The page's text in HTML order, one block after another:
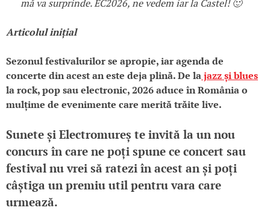
mă va surprinde. EC2026, ne vedem iar la Castel! 🙂
Articolul inițial
Sezonul festivalurilor se apropie, iar agenda de
concerte din acest an este deja plină. De lajazz și blues
la rock, pop sau electronic, 2026 aduce în România o
mulțime de evenimente care merită trăite live.
Sunete și Electromureș te invită la un nou
concurs în care ne poți spune ce concert sau
festival nu vrei să ratezi în acest an și poți
câștiga un premiu util pentru vara care
urmează.